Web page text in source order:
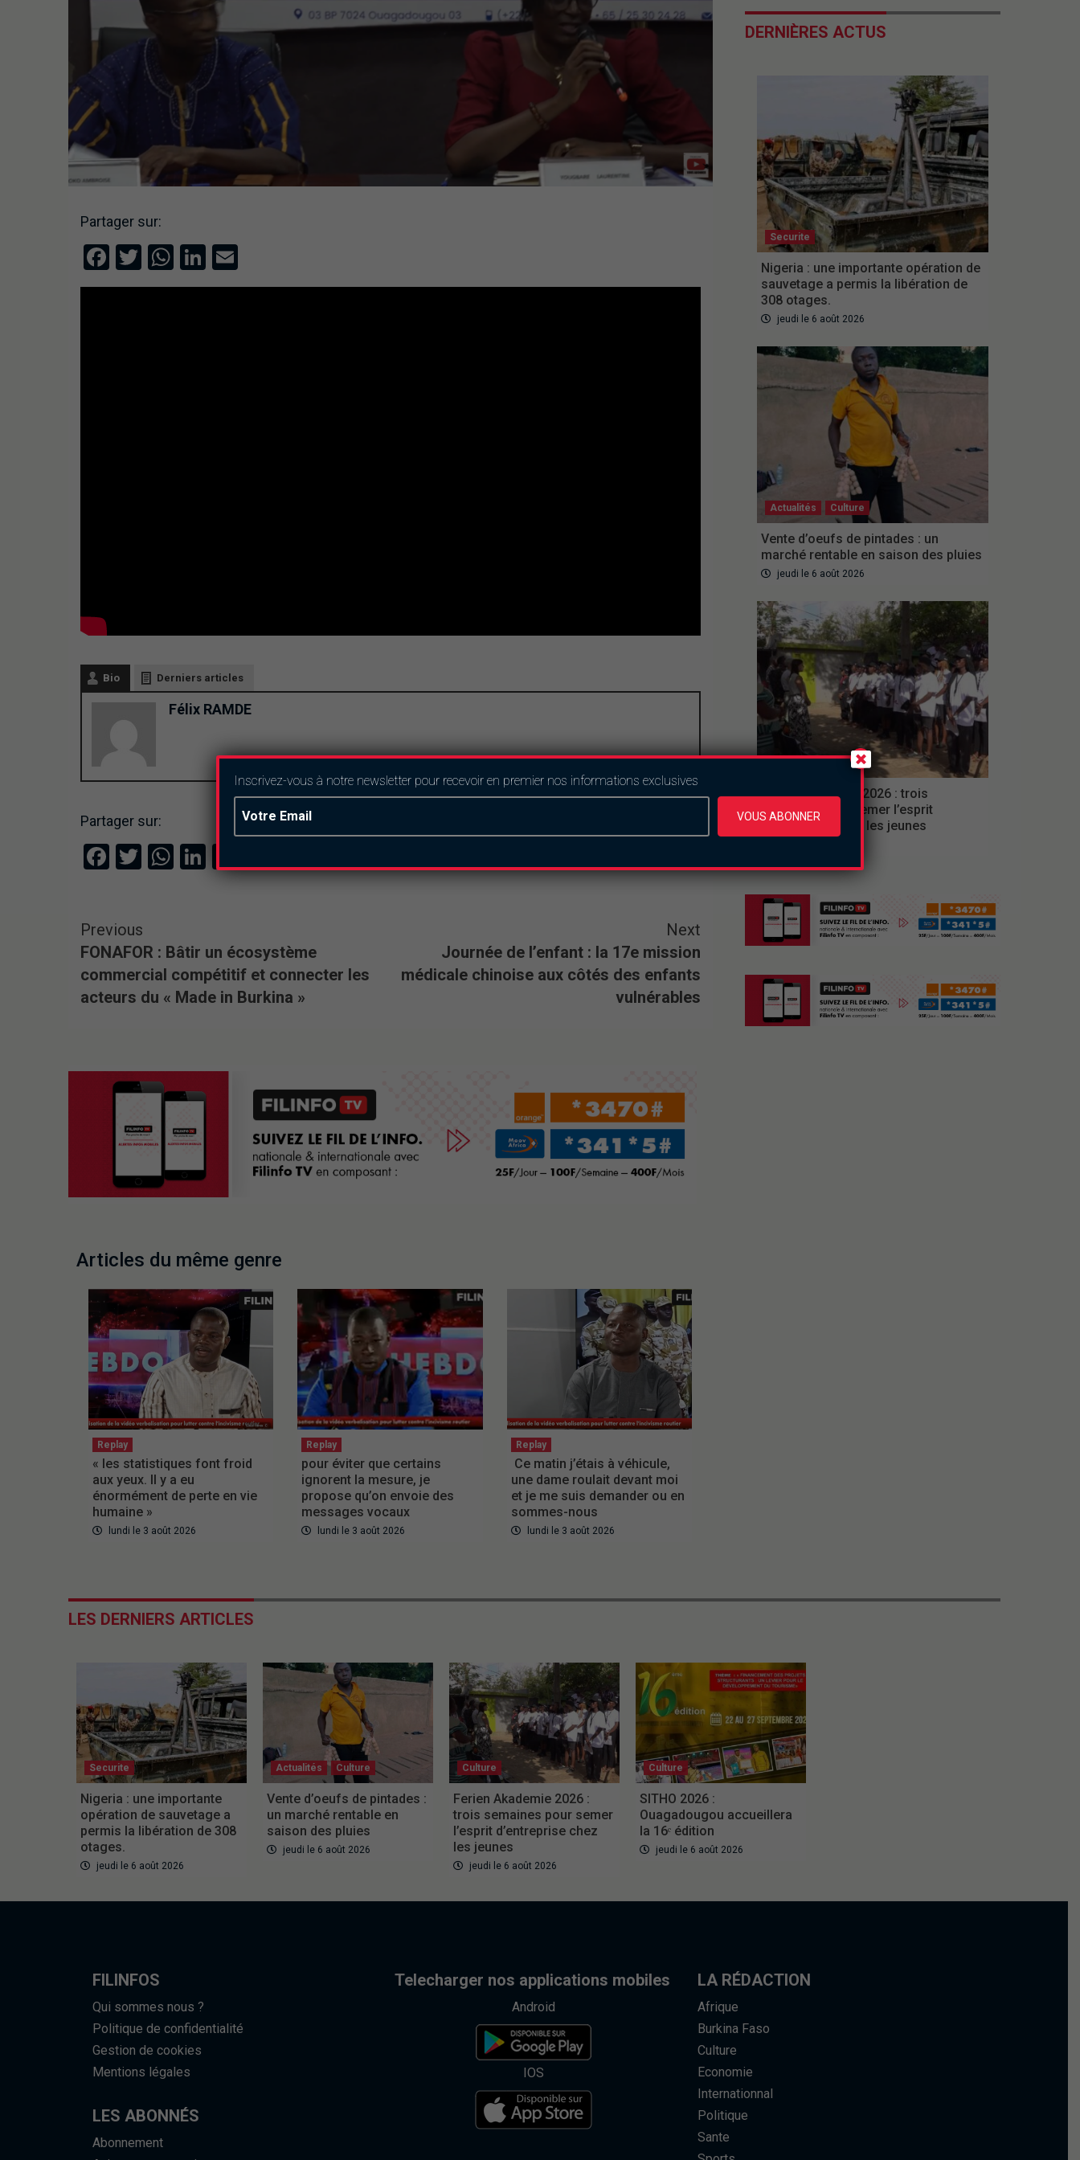
Partager sur:
Facebook
Twitter
WhatsApp
LinkedIn
Email
Bio Derniers articles
Félix RAMDE
Partager sur:
Facebook
TwitterWhatsApp
Previous
FONAFOR : Bâtir un écosystème
commercial compétitif et connecter les
acteurs du « Made in Burkina »
Next
Journée de l’enfant : la 17e mission
médicale chinoise aux côtés des enfants
vulnérables
Articles du même genre
Replay
« les statistiques font froid
aux yeux. Il y a eu
énormément de perte en vie
humaine »
lundi le 3 août 2026
Replay
pour éviter que certains
ignorent la mesure, je
propose qu’on envoie des
messages vocaux
lundi le 3 août 2026
Replay
Ce matin j’étais à véhicule,
une dame roulait devant moi
et je me suis demander ou en
sommes-nous
lundi le 3 août 2026
DERNIÈRES ACTUS
Securite
Nigeria : une importante opération de
sauvetage a permis la libération de
308 otages.
jeudi le 6 août 2026
Actualités Culture
Vente d’oeufs de pintades : un
marché rentable en saison des pluies
jeudi le 6 août 2026
Ferien Akademie 2026 : trois
semaines pour semer l’esprit
d’entreprise chez les jeunes
LES DERNIERS ARTICLES
Securite
Nigeria : une importante
opération de sauvetage a
permis la libération de 308
otages.
jeudi le 6 août 2026
Actualités Culture
Vente d’oeufs de pintades :
un marché rentable en
saison des pluies
jeudi le 6 août 2026
Culture
Ferien Akademie 2026 :
trois semaines pour semer
l’esprit d’entreprise chez
les jeunes
jeudi le 6 août 2026
Culture
SITHO 2026 :
Ouagadougou accueillera
la 16ᵉ édition
jeudi le 6 août 2026
FILINFOS
Qui sommes nous ?
Politique de confidentialité
Gestion de cookies
Mentions légales
LES ABONNÉS
Abonnement
Telecharger nos applications mobiles
Android
IOS
LA RÉDACTION
Afrique
Burkina Faso
Culture
Economie
Internationnal
Politique
Sante
Inscrivez-vous à notre newsletter pour recevoir en premier nos informations exclusives
VOUS ABONNER